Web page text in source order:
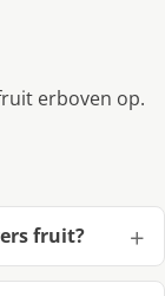
erboven op.
fruit?